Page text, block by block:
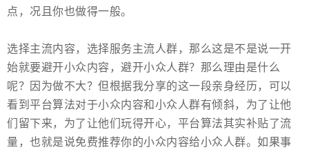
点，况且你也做得一般。
选择主流内容，选择服务主流人群，那么这是不是说一开
始就要避开小众内容，避开小众人群？那么理由是什么
呢？因为做不大？但根据我分享的这一段亲身经历，可以
看到平台算法对于小众内容和小众人群有倾斜，为了让他
们留下来，为了让他们玩得开心，平台算法其实补贴了流
量，也就是说免费推荐你的小众内容给小众人群。如果事